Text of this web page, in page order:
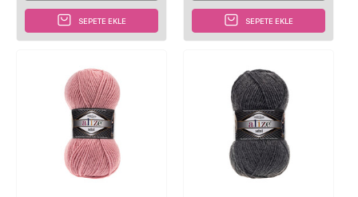
SEPETE EKLE SEPETE EKLE